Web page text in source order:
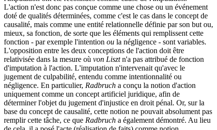
L'action n'est donc pas conçue comme une chose ou un événement
doté de qualités déterminées, comme c'est le cas dans le concept de
causalité, mais comme une entité relationnelle définie par son but ou,
mieux, sa fonction, de sorte que les éléments qui remplissent cette
fonction - par exemple l'intention ou la négligence - sont variables.
L'opposition entre les deux conceptions de l'action doit être
relativisée dans la mesure où von Lisztn'a pas attribué de fonction
d'imputation à l'action. L'imputation n'intervenait qu'avec le
jugement de culpabilité, entendu comme intentionnalité ou
négligence. En particulier, Radbruch a conçu la notion d'action
uniquement comme un concept artificiel juridique, afin de
déterminer l'objet du jugement d'injustice en droit pénal. Or, sur la
base du concept de causalité, cette notion ne pouvait absolument pas
remplir cette tâche, ce que Radbruch a également démontré. Au lieu